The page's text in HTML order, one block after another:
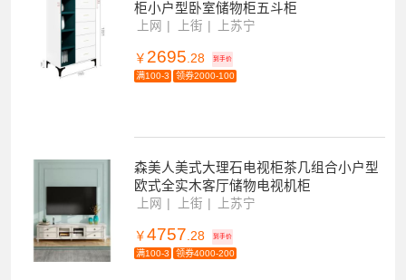
柜小户型卧室储物柜五斗柜
上网 上街 上苏宁
￥ 2695.28 到手价
满100-3 领券2000-100
森美人美式大理石电视柜茶几组合小户型
欧式全实木客厅储物电视机柜
上网 上街 上苏宁
￥ 4757 .28 到手价
满100-3 领券4000-200